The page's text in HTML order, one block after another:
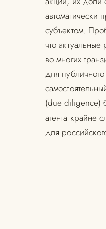
автоматически
субъектом.
что
во многих
для
(due diligence)
агента крайне
для